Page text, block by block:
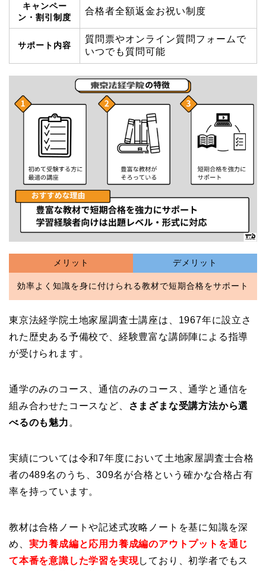
キャンペー
ン・割引制度
合格者全額返金お祝い制度
サポート内容
質問票やオンライン質問フォームで
いつでも質問可能
メリット デメリット
効率よく知識を身に付けられる教材で短期合格をサポート
東京法経学院土地家屋調査士講座は、1967年に設立さ
れた歴史ある予備校で、経験豊富な講師陣による指導
が受けられます。
通学のみのコース、通信のみのコース、通学と通信を
組み合わせたコースなど、
さまざまな受講方法から選
べるのも魅力 。
実績については令和7年度において土地家屋調査士合格
者の489名のうち、309名が合格という確かな合格占有
率を持っています。
教材は合格ノートや記述式攻略ノートを基に知識を深
め、 実力養成編と応用力養成編のアウトプットを通じ
て本番を意識した学習を実現しており、初学者でもス